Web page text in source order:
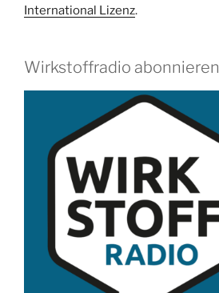
Barden“
International Lizenz.
Wirkstoffradio abonnieren